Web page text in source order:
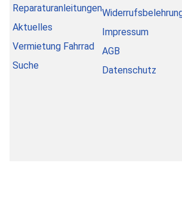
Reparaturanleitungen
Aktuelles
Vermietung Fahrrad
Suche
Impressum
AGB
Datenschutz